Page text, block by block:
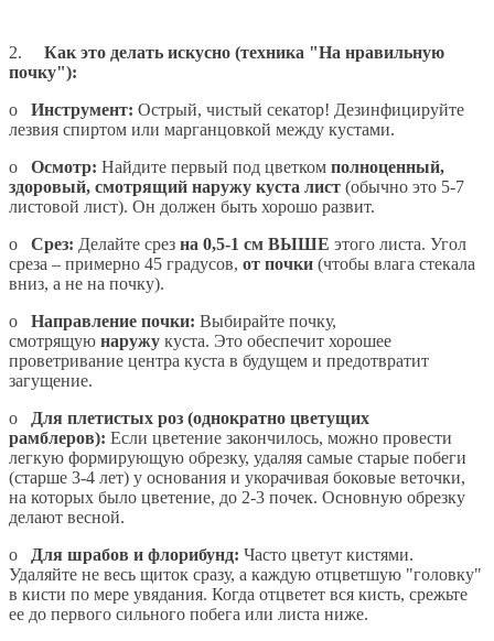
2. Как это делать искусно (техника "На нравильную
почку"):
o Инструмент: Острый, чистый секатор! Дезинфицируйте
лезвия спиртом или марганцовкой между кустами.
o Осмотр: Найдите первый под цветком полноценный,
здоровый, смотрящий наружу куста лист (обычно это 5-7
листовой лист). Он должен быть хорошо развит.
o Срез: Делайте срез на 0,5-1 см ВЫШЕ этого листа. Угол
среза – примерно 45 градусов, от почки (чтобы влага стекала
вниз, а не на почку).
o Направление почки: Выбирайте почку,
смотрящую наружу куста. Это обеспечит хорошее
проветривание центра куста в будущем и предотвратит
загущение.
o
Для плетистых роз (однократно цветущих
рамблеров): Если цветение закончилось, можно провести
легкую формирующую обрезку, удаляя самые старые побеги
(старше 3-4 лет) у основания и укорачивая боковые веточки,
на которых было цветение, до 2-3 почек. Основную обрезку
делают весной.
o
Для шрабов и флорибунд: Часто цветут кистями.
Удаляйте не весь щиток сразу, а каждую отцветшую "головку"
в кисти по мере увядания. Когда отцветет вся кисть, срежьте
ее до первого сильного побега или листа ниже.